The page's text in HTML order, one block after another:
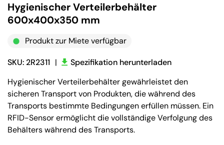
Hygienischer Verteilerbehälter
600x400x350 mm
Produkt zur Miete verfügbar
SKU: 2R2311 |
Spezifikation herunterladen
Hygienischer Verteilerbehälter gewährleistet den
sicheren Transport von Produkten, die während des
Transports bestimmte Bedingungen erfüllen müssen. Ein
RFID-Sensor ermöglicht die vollständige Verfolgung des
Behälters während des Transports.